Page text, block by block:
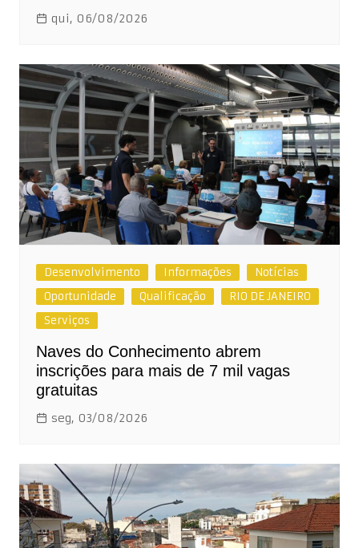
qui, 06/08/2026
Desenvolvimento Informações
Notícias
Oportunidade
Qualificação
RIO DE JANEIRO
Serviços
Naves do Conhecimento abrem
inscrições para mais de 7 mil vagas
gratuitas
seg, 03/08/2026